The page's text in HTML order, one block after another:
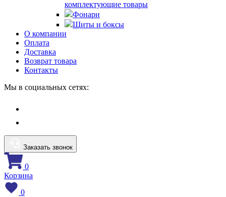
комплектующие товары
Фонари
Щиты и боксы
О компании
Оплата
Доставка
Возврат товара
Контакты
Мы в социальных сетях:
Заказать звонок
0
Корзина
0